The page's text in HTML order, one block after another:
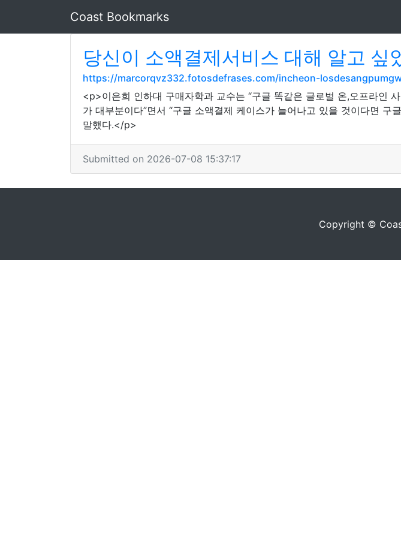
Coast Bookmarks
당신이 소액결제서비스 대해 알고 싶
https://marcorqvz332.fotosdefrases.com/incheon-
<p>이은희 인하대 구매자학과 교수는 “구글 똑같은 글로벌 온,오프라인
가 대부분이다”면서 “구글 소액결제 케이스가 늘어나고 있을 것이다면
말했다.</p>
Submitted on 2026-07-08 15:37:17
Copyright ©